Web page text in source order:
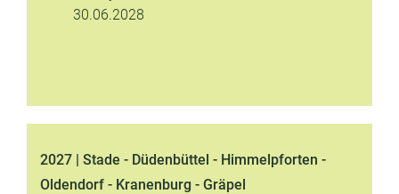
30.06.2028
2027 | Stade - Düdenbüttel - Himmelpforten -
Oldendorf - Kranenburg - Gräpel